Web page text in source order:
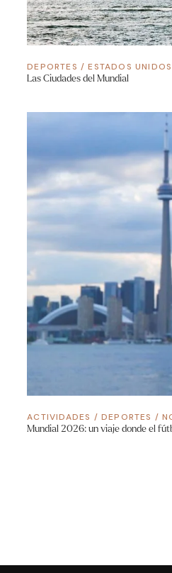
DEPORTES /ESTADOS UNIDOS
Las Ciudades del Mundial
ACTIVIDADES / DEPORTES /
Mundial 2026: un viaje donde el